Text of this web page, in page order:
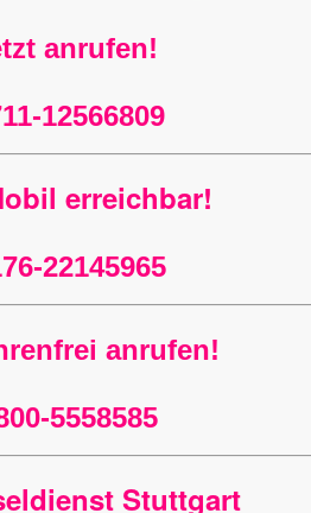
anrufen!
12566809
erreichbar!
22145965
anrufen!
5558585
Stuttgart